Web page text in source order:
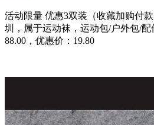
活动限量 优惠3双装（收藏加购付
圳，属于运动袜，运动包/户外包/配
88.00，优惠价：19.80